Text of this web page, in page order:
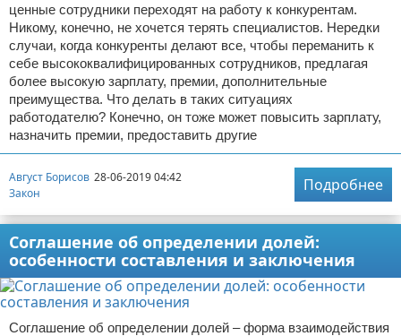
ценные сотрудники переходят на работу к конкурентам.
Никому, конечно, не хочется терять специалистов. Нередки
случаи, когда конкуренты делают все, чтобы переманить к
себе высококвалифицированных сотрудников, предлагая
более высокую зарплату, премии, дополнительные
преимущества. Что делать в таких ситуациях
работодателю? Конечно, он тоже может повысить зарплату,
назначить премии, предоставить другие
Август Борисов 28-06-2019 04:42
Закон
Подробнее
Соглашение об определении долей:
особенности составления и заключения
Соглашение об определении долей – форма взаимодействия